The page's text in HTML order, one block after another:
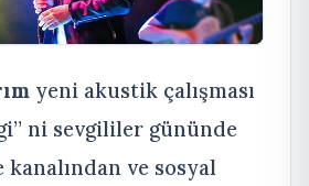
yeni akustik çalışması
ni sevgililer gününde
ve sosyal